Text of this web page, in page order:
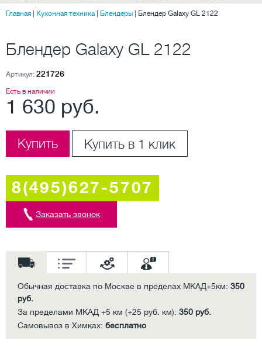
Главная Кухонная техника| Блендеры Блендер Galaxy GL 2122
Блендер Galaxy GL 2122
Артикул: 221726
Есть в наличии
1 630 руб.
Купить Купить в 1 клик
8(495)627-5707
Заказать звонок
Обычная доставка по Москве в пределах МКАД+5км: 350
руб.
За пределами МКАД +5 км (+25 руб. км): 350 руб.
Самовывоз в Химках: бесплатно